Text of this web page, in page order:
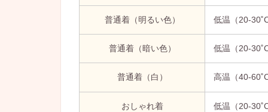
普通着（明るい色） 低温（20-
普通着（暗い色） 低温（20-
普通着（白） 高温（40-
おしゃれ着 低温（20-